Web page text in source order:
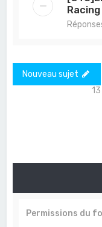
Nouveau sujet
Permissions du